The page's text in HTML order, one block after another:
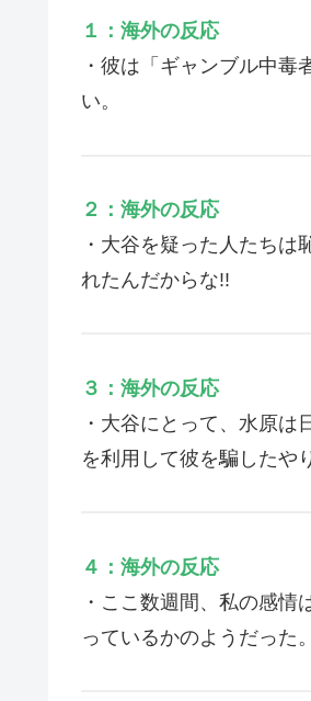
１：海外の反応
・彼は「ギャンブル中
い。
２：海外の反応
・大谷を疑った人たち
れたんだからな!!
３：海外の反応
・大谷にとって、水原
を利用して彼を騙したや
４：海外の反応
・ここ数週間、私の感
っているかのようだった